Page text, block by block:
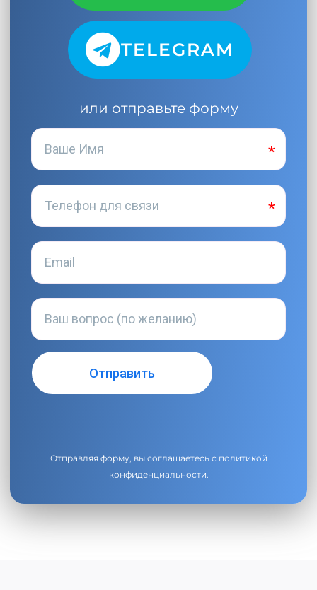
TELEGRAM
или отправьте форму
Отправляя форму, вы соглашаетесь с политикой
конфиденциальности.